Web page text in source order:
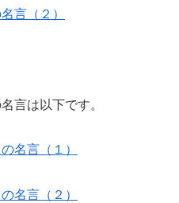
言（２）
言は以下です。
名言（１）
名言（２）